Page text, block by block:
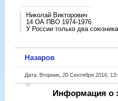
Николай Викторович
14 ОА ПВО 1974-1976
У России только два
Назаров
Дата: Вторник, 20 Сентября 2016,
Информация о